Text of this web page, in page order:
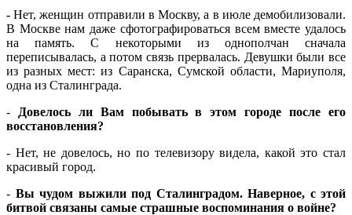
- Нет, женщин отправили в Москву, а в июле демобилизовали.
В Москве нам даже сфотографироваться всем вместе удалось
на память. С некоторыми из однополчан сначала
переписывалась, а потом связь прервалась. Девушки были все
из разных мест: из Саранска, Сумской области, Мариуполя,
одна из Сталинграда.
- Довелось ли Вам побывать в этом городе после его
восстановления?
- Нет, не довелось, но по телевизору видела, какой это стал
красивый город.
- Вы чудом выжили под Сталинградом. Наверное, с этой
битвой связаны самые страшные воспоминания о войне?